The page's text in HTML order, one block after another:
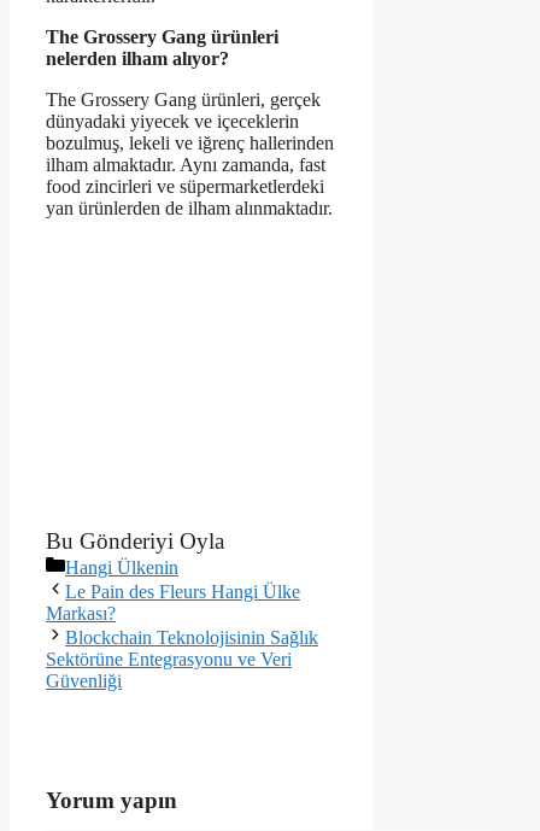
The Grossery Gang ürünleri
nelerden ilham alıyor?
The Grossery Gang ürünleri, gerçek
dünyadaki yiyecek ve içeceklerin
bozulmuş, lekeli ve iğrenç hallerinden
ilham almaktadır. Aynı zamanda, fast
food zincirleri ve süpermarketlerdeki
yan ürünlerden de ilham alınmaktadır.
Bu Gönderiyi Oyla
Kategoriler
Hangi Ülkenin
Le Pain des Fleurs Hangi Ülke
Markası?
Blockchain Teknolojisinin Sağlık
Sektörüne Entegrasyonu ve Veri
Güvenliği
Yorum yapın